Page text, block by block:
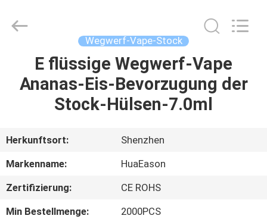
HAUS
PRODUKTE
VIDEOS
UNS
Copyright
huaeason.com.
Reserved.
Wegwerf-Vape-Stock
E flüssige Wegwerf-Vape
Ananas-Eis-Bevorzugung der
Stock-Hülsen-7.0ml
Herkunftsort:
Shenzhen
Markenname:
HuaEason
Zertifizierung:
CE ROHS
Min Bestellmenge:
2000PCS